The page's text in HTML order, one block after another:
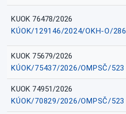
KUOK 76478/2026
KÚOK/129146/2024/OKH-O/286
KUOK 75679/2026
KÚOK/75437/2026/OMPSČ/523
KUOK 74951/2026
KÚOK/70829/2026/OMPSČ/523